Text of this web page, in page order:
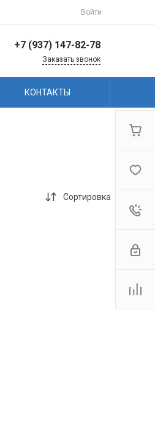
Войти
+7 (937) 147-82-78
г. Балаково, ул.
Заказать звонок
КОНТАКТЫ
Сортировка